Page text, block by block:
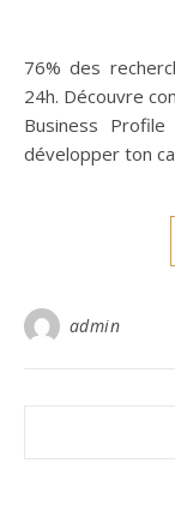
76% des recherches locales aboutissent à une visite en
24h. Découvre
Business
développer ton
admin